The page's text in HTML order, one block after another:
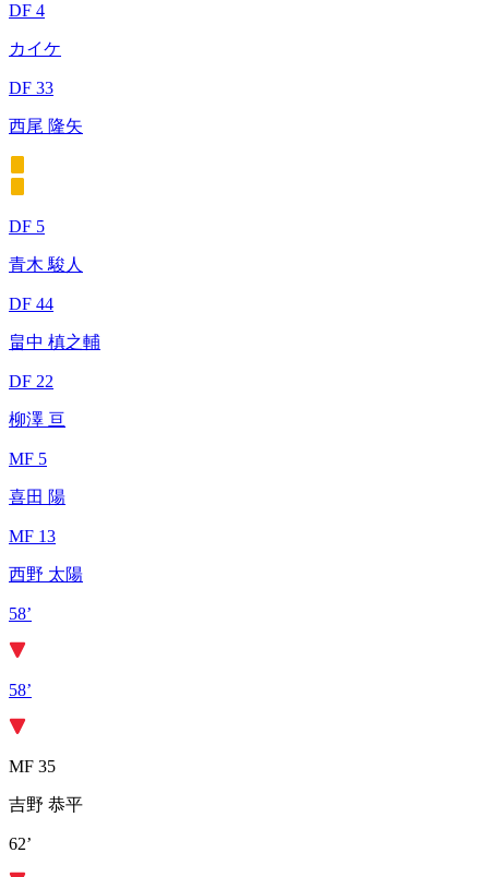
DF 4
カイケ
DF 33
西尾 隆矢
DF 5
青木 駿人
DF 44
畠中 槙之輔
DF 22
柳澤 亘
MF 5
喜田 陽
MF 13
西野 太陽
58’
58’
MF 35
吉野 恭平
62’